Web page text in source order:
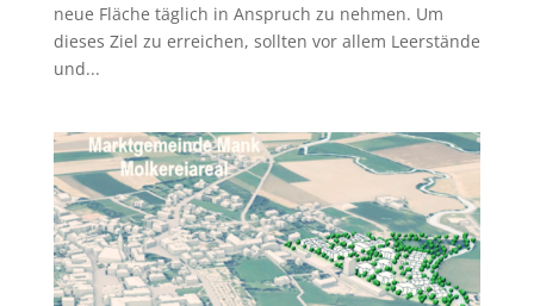
neue Fläche täglich in Anspruch zu nehmen. Um
dieses Ziel zu erreichen, sollten vor allem Leerstände
und...